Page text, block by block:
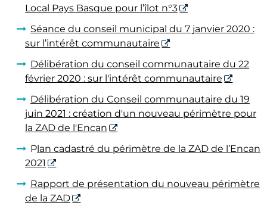
Local Pays Basque pour l’îlot n°3
Séance du conseil municipal du 7 janvier 2020 :
sur l’intérêt communautaire
Délibération du conseil communautaire du 22
février 2020 : sur l'intérêt communautaire
Délibération du Conseil communautaire du 19
juin 2021 : création d'un nouveau périmètre pour
la ZAD de l'Encan
Plan cadastré du périmètre de la ZAD de l’Encan
2021
Rapport de présentation du nouveau périmètre
de la ZAD